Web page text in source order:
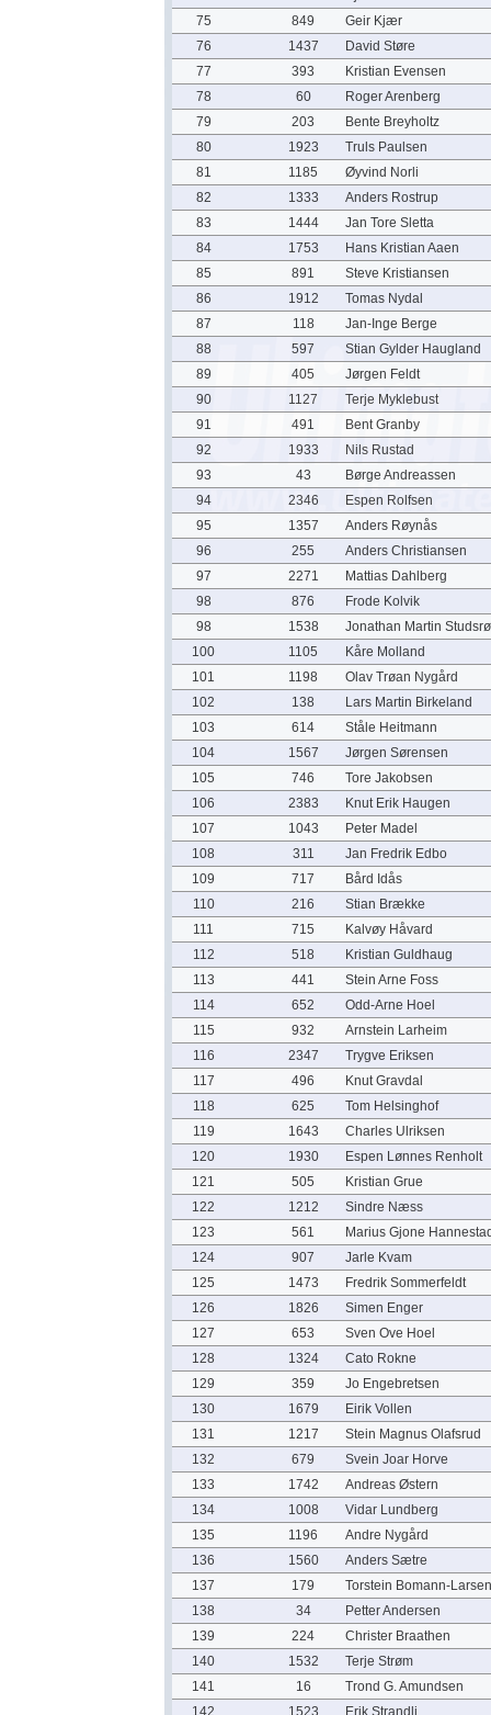
75
849
Geir Kjær
76
1437
David Støre
77
393
Kristian Evensen
78
60
Roger Arenberg
79
203
Bente Breyholtz
80
1923
Truls Paulsen
81
1185
Øyvind Norli
82
1333
Anders Rostrup
83
1444
Jan Tore Sletta
84
1753
Hans Kristian Aaen
85
891
Steve Kristiansen
86
1912
Tomas Nydal
87
118
Jan-Inge Berge
88
597
Stian Gylder Haugland
89
405
Jørgen Feldt
90
1127
Terje Myklebust
91
491
Bent Granby
92
1933
Nils Rustad
93
43
Børge Andreassen
94
2346
Espen Rolfsen
95
1357
Anders Røynås
96
255
Anders Christiansen
97
2271
Mattias Dahlberg
98
876
Frode Kolvik
98
1538
Jonathan Martin
100
1105
Kåre Molland
101
1198
Olav Trøan Nygård
102
138
Lars Martin Birkeland
103
614
Ståle Heitmann
104
1567
Jørgen Sørensen
105
746
Tore Jakobsen
106
2383
Knut Erik Haugen
107
1043
Peter Madel
108
311
Jan Fredrik Edbo
109
717
Bård Idås
110
216
Stian Brække
111
715
Kalvøy Håvard
112
518
Kristian Guldhaug
113
441
Stein Arne Foss
114
652
Odd-Arne Hoel
115
932
Arnstein Larheim
116
2347
Trygve Eriksen
117
496
Knut Gravdal
118
625
Tom Helsinghof
119
1643
Charles Ulriksen
120
1930
Espen Lønnes Renholt
121
505
Kristian Grue
122
1212
Sindre Næss
123
561
Marius Gjone
124
907
Jarle Kvam
125
1473
Fredrik Sommerfeldt
126
1826
Simen Enger
127
653
Sven Ove Hoel
128
1324
Cato Rokne
129
359
Jo Engebretsen
130
1679
Eirik Vollen
131
1217
Stein Magnus Olafsrud
132
679
Svein Joar Horve
133
1742
Andreas Østern
134
1008
Vidar Lundberg
135
1196
Andre Nygård
136
1560
Anders Sætre
137
179
Torstein Bomann-Larsen
138
34
Petter Andersen
139
224
Christer Braathen
140
1532
Terje Strøm
141
16
Trond G. Amundsen
142
1523
Erik Strandli